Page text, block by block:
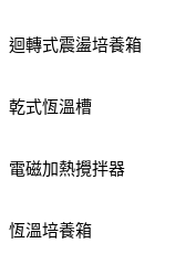
迴轉式震盪培養箱
乾式恆溫槽
電磁加熱攪拌器
恆溫培養箱